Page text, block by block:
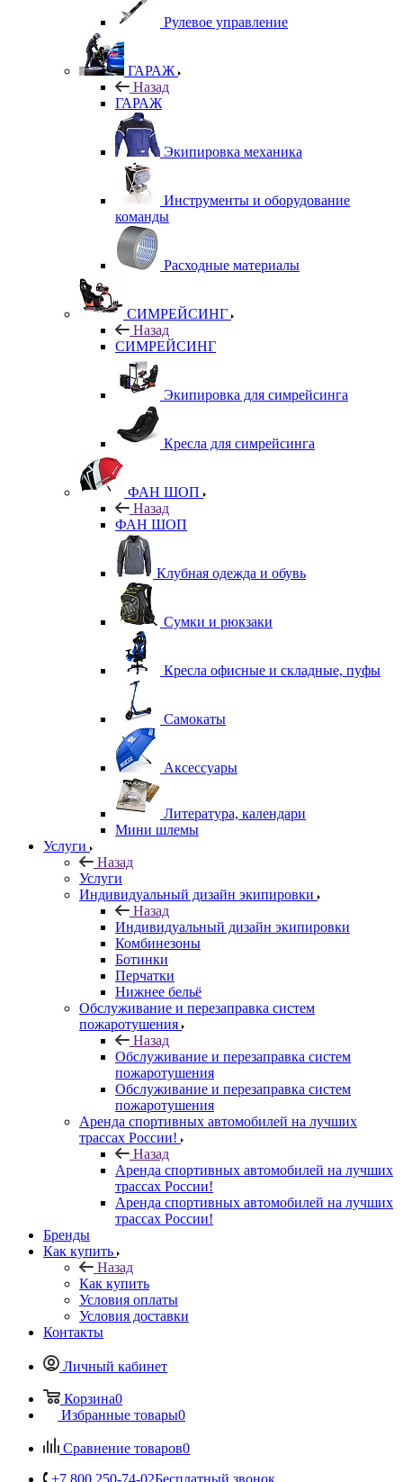
Рулевое управление
ГАРАЖ
Назад
ГАРАЖ
Экипировка механика
Инструменты и оборудование
команды
Расходные материалы
СИМРЕЙСИНГ
Назад
СИМРЕЙСИНГ
Экипировка для симрейсинга
Кресла для симрейсинга
ФАН ШОП
Назад
ФАН ШОП
Клубная одежда и обувь
Сумки и рюкзаки
Кресла офисные и складные, пуфы
Самокаты
Аксессуары
Литература, календари
Мини шлемы
Услуги
Назад
Услуги
Индивидуальный дизайн экипировки
Назад
Индивидуальный дизайн экипировки
Комбинезоны
Ботинки
Перчатки
Нижнее бельё
Обслуживание и перезаправка систем
пожаротушения
Назад
Обслуживание и перезаправка систем
пожаротушения
Обслуживание и перезаправка систем
пожаротушения
Аренда спортивных автомобилей на лучших
трассах России!
Назад
Аренда спортивных автомобилей на лучших
трассах России!
Аренда спортивных автомобилей на лучших
трассах России!
Бренды
Как купить
Назад
Как купить
Условия оплаты
Условия доставки
Контакты
Личный кабинет
Корзина0
Избранные товары0
Сравнение товаров0
+7 800 250-74-02Бесплатный звонок